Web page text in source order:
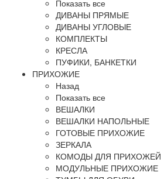
Показать все
ДИВАНЫ ПРЯМЫЕ
ДИВАНЫ УГЛОВЫЕ
КОМПЛЕКТЫ
КРЕСЛА
ПУФИКИ, БАНКЕТКИ
ПРИХОЖИЕ
Назад
Показать все
ВЕШАЛКИ
ВЕШАЛКИ НАПОЛЬНЫЕ
ГОТОВЫЕ ПРИХОЖИЕ
ЗЕРКАЛА
КОМОДЫ ДЛЯ ПРИХОЖЕЙ
МОДУЛЬНЫЕ ПРИХОЖИЕ